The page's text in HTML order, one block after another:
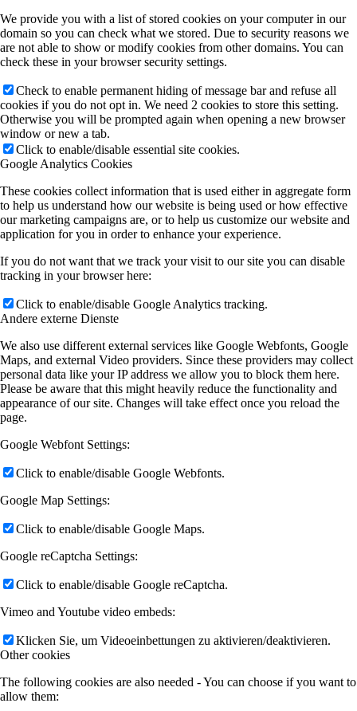
We provide you with a list of stored cookies on your computer in our
domain so you can check what we stored. Due to security reasons we
are not able to show or modify cookies from other domains. You can
check these in your browser security settings.
Check to enable permanent hiding of message bar and refuse all
cookies if you do not opt in. We need 2 cookies to store this setting.
Otherwise you will be prompted again when opening a new browser
window or new a tab.
Click to enable/disable essential site cookies.
Google Analytics Cookies
These cookies collect information that is used either in aggregate form
to help us understand how our website is being used or how effective
our marketing campaigns are, or to help us customize our website and
application for you in order to enhance your experience.
If you do not want that we track your visit to our site you can disable
tracking in your browser here:
Click to enable/disable Google Analytics tracking.
Andere externe Dienste
We also use different external services like Google Webfonts, Google
Maps, and external Video providers. Since these providers may collect
personal data like your IP address we allow you to block them here.
Please be aware that this might heavily reduce the functionality and
appearance of our site. Changes will take effect once you reload the
page.
Google Webfont Settings:
Click to enable/disable Google Webfonts.
Google Map Settings:
Click to enable/disable Google Maps.
Google reCaptcha Settings:
Click to enable/disable Google reCaptcha.
Vimeo and Youtube video embeds:
Klicken Sie, um Videoeinbettungen zu aktivieren/deaktivieren.
Other cookies
The following cookies are also needed - You can choose if you want to
allow them: